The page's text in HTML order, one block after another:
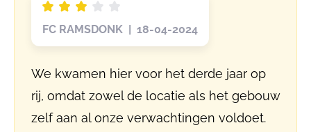
FC RAMSDONK | 18-04-2024
We kwamen hier voor het derde jaar op
rij, omdat zowel de locatie als het gebouw
zelf aan al onze verwachtingen voldoet.